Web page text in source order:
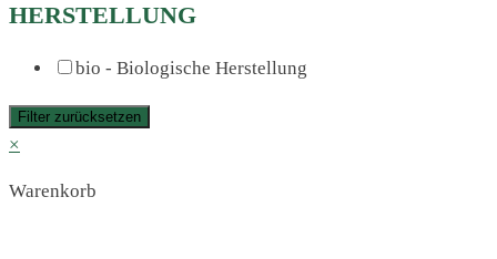
HERSTELLUNG
bio - Biologische Herstellung
Filter zurücksetzen
×
Warenkorb